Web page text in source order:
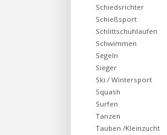
Schiedsrichter
Schießsport
Schlittschuhlaufen
Schwimmen
Segeln
Sieger
Ski / Wintersport
Squash
Surfen
Tanzen
Tauben /Kleinzucht